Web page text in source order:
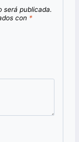
será publicada.
con *